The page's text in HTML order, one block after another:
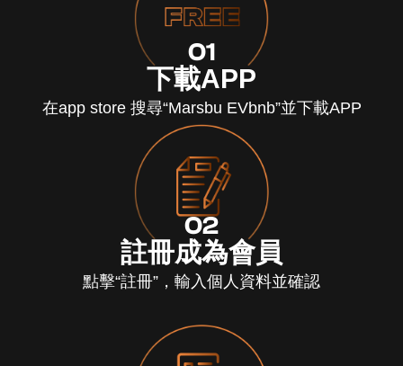
01
下載APP
在app store 搜尋“Marsbu EVbnb”並下載APP
02
註冊成為會員
點擊“註冊”，輸入個人資料並確認